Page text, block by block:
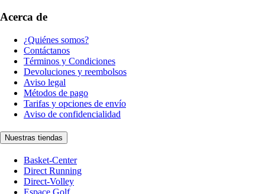
Acerca de
¿Quiénes somos?
Contáctanos
Términos y Condiciones
Devoluciones y reembolsos
Aviso legal
Métodos de pago
Tarifas y opciones de envío
Aviso de confidencialidad
Nuestras tiendas
Basket-Center
Direct Running
Direct-Volley